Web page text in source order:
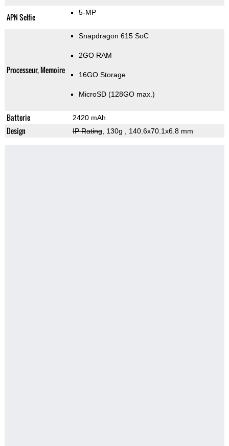
APN Selfie 5-MP
Processeur, Memoire
Snapdragon 615 SoC
2GO RAM
16GO Storage
MicroSD (128GO max.)
Batterie 2420 mAh
Design IP Rating, 130g , 140.6x70.1x6.8 mm